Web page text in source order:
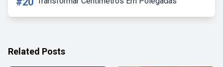
Related Posts